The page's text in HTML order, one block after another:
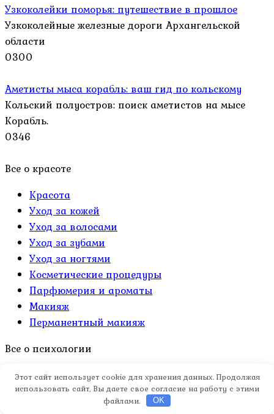
Узкоколейки поморья: путешествие в прошлое
Узкоколейные железные дороги Архангельской
области
0300
Аметисты мыса корабль: ваш гид по кольскому
Кольский полуостров: поиск аметистов на мысе
Корабль.
0346
Все о красоте
Красота
Уход за кожей
Уход за волосами
Уход за зубами
Уход за ногтями
Косметические процедуры
Парфюмерия и ароматы
Макияж
Перманентный макияж
Все о психологии
Психология
Саморазвитие
Тесты по психологии
Этот сайт использует cookie для хранения данных. Продолжая
использовать сайт, Вы даете свое согласие на работу с этими
файлами.
OK